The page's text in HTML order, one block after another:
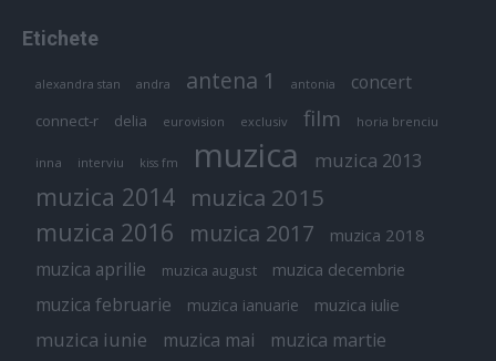
Etichete
alexandra stan andra antena 1 antonia concert
connect-r delia eurovision exclusiv film horia brenciu
inna interviu kiss fm muzica muzica 2013
muzica 2014 muzica 2015
muzica 2016 muzica 2017 muzica 2018
muzica aprilie muzica august muzica decembrie
muzica februarie muzica ianuarie muzica iulie
muzica iunie muzica mai muzica martie